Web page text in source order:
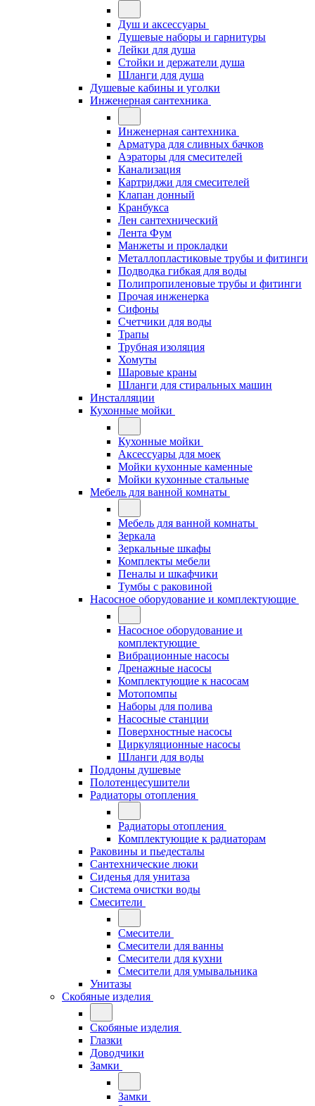
Душ и аксессуары
Душевые наборы и гарнитуры
Лейки для душа
Стойки и держатели душа
Шланги для душа
Душевые кабины и уголки
Инженерная сантехника
Инженерная сантехника
Арматура для сливных бачков
Аэраторы для смесителей
Канализация
Картриджи для смесителей
Клапан донный
Кранбукса
Лен сантехнический
Лента Фум
Манжеты и прокладки
Металлопластиковые трубы и фитинги
Подводка гибкая для воды
Полипропиленовые трубы и фитинги
Прочая инженерка
Сифоны
Счетчики для воды
Трапы
Трубная изоляция
Хомуты
Шаровые краны
Шланги для стиральных машин
Инсталляции
Кухонные мойки
Кухонные мойки
Аксессуары для моек
Мойки кухонные каменные
Мойки кухонные стальные
Мебель для ванной комнаты
Мебель для ванной комнаты
Зеркала
Зеркальные шкафы
Комплекты мебели
Пеналы и шкафчики
Тумбы с раковиной
Насосное оборудование и комплектующие
Насосное оборудование и
комплектующие
Вибрационные насосы
Дренажные насосы
Комплектующие к насосам
Мотопомпы
Наборы для полива
Насосные станции
Поверхностные насосы
Циркуляционные насосы
Шланги для воды
Поддоны душевые
Полотенцесушители
Радиаторы отопления
Радиаторы отопления
Комплектующие к радиаторам
Раковины и пьедесталы
Сантехнические люки
Сиденья для унитаза
Система очистки воды
Смесители
Смесители
Смесители для ванны
Смесители для кухни
Смесители для умывальника
Унитазы
Скобяные изделия
Скобяные изделия
Глазки
Доводчики
Замки
Замки